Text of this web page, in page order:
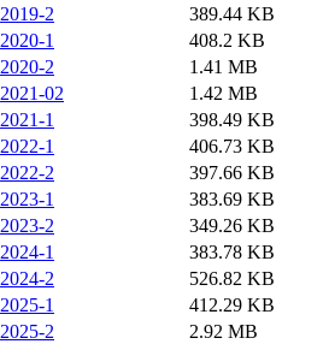
2019-2
389.44 KB
2020-1
408.2 KB
2020-2
1.41 MB
2021-02
1.42 MB
2021-1
398.49 KB
2022-1
406.73 KB
2022-2
397.66 KB
2023-1
383.69 KB
2023-2
349.26 KB
2024-1
383.78 KB
2024-2
526.82 KB
2025-1
412.29 KB
2025-2
2.92 MB